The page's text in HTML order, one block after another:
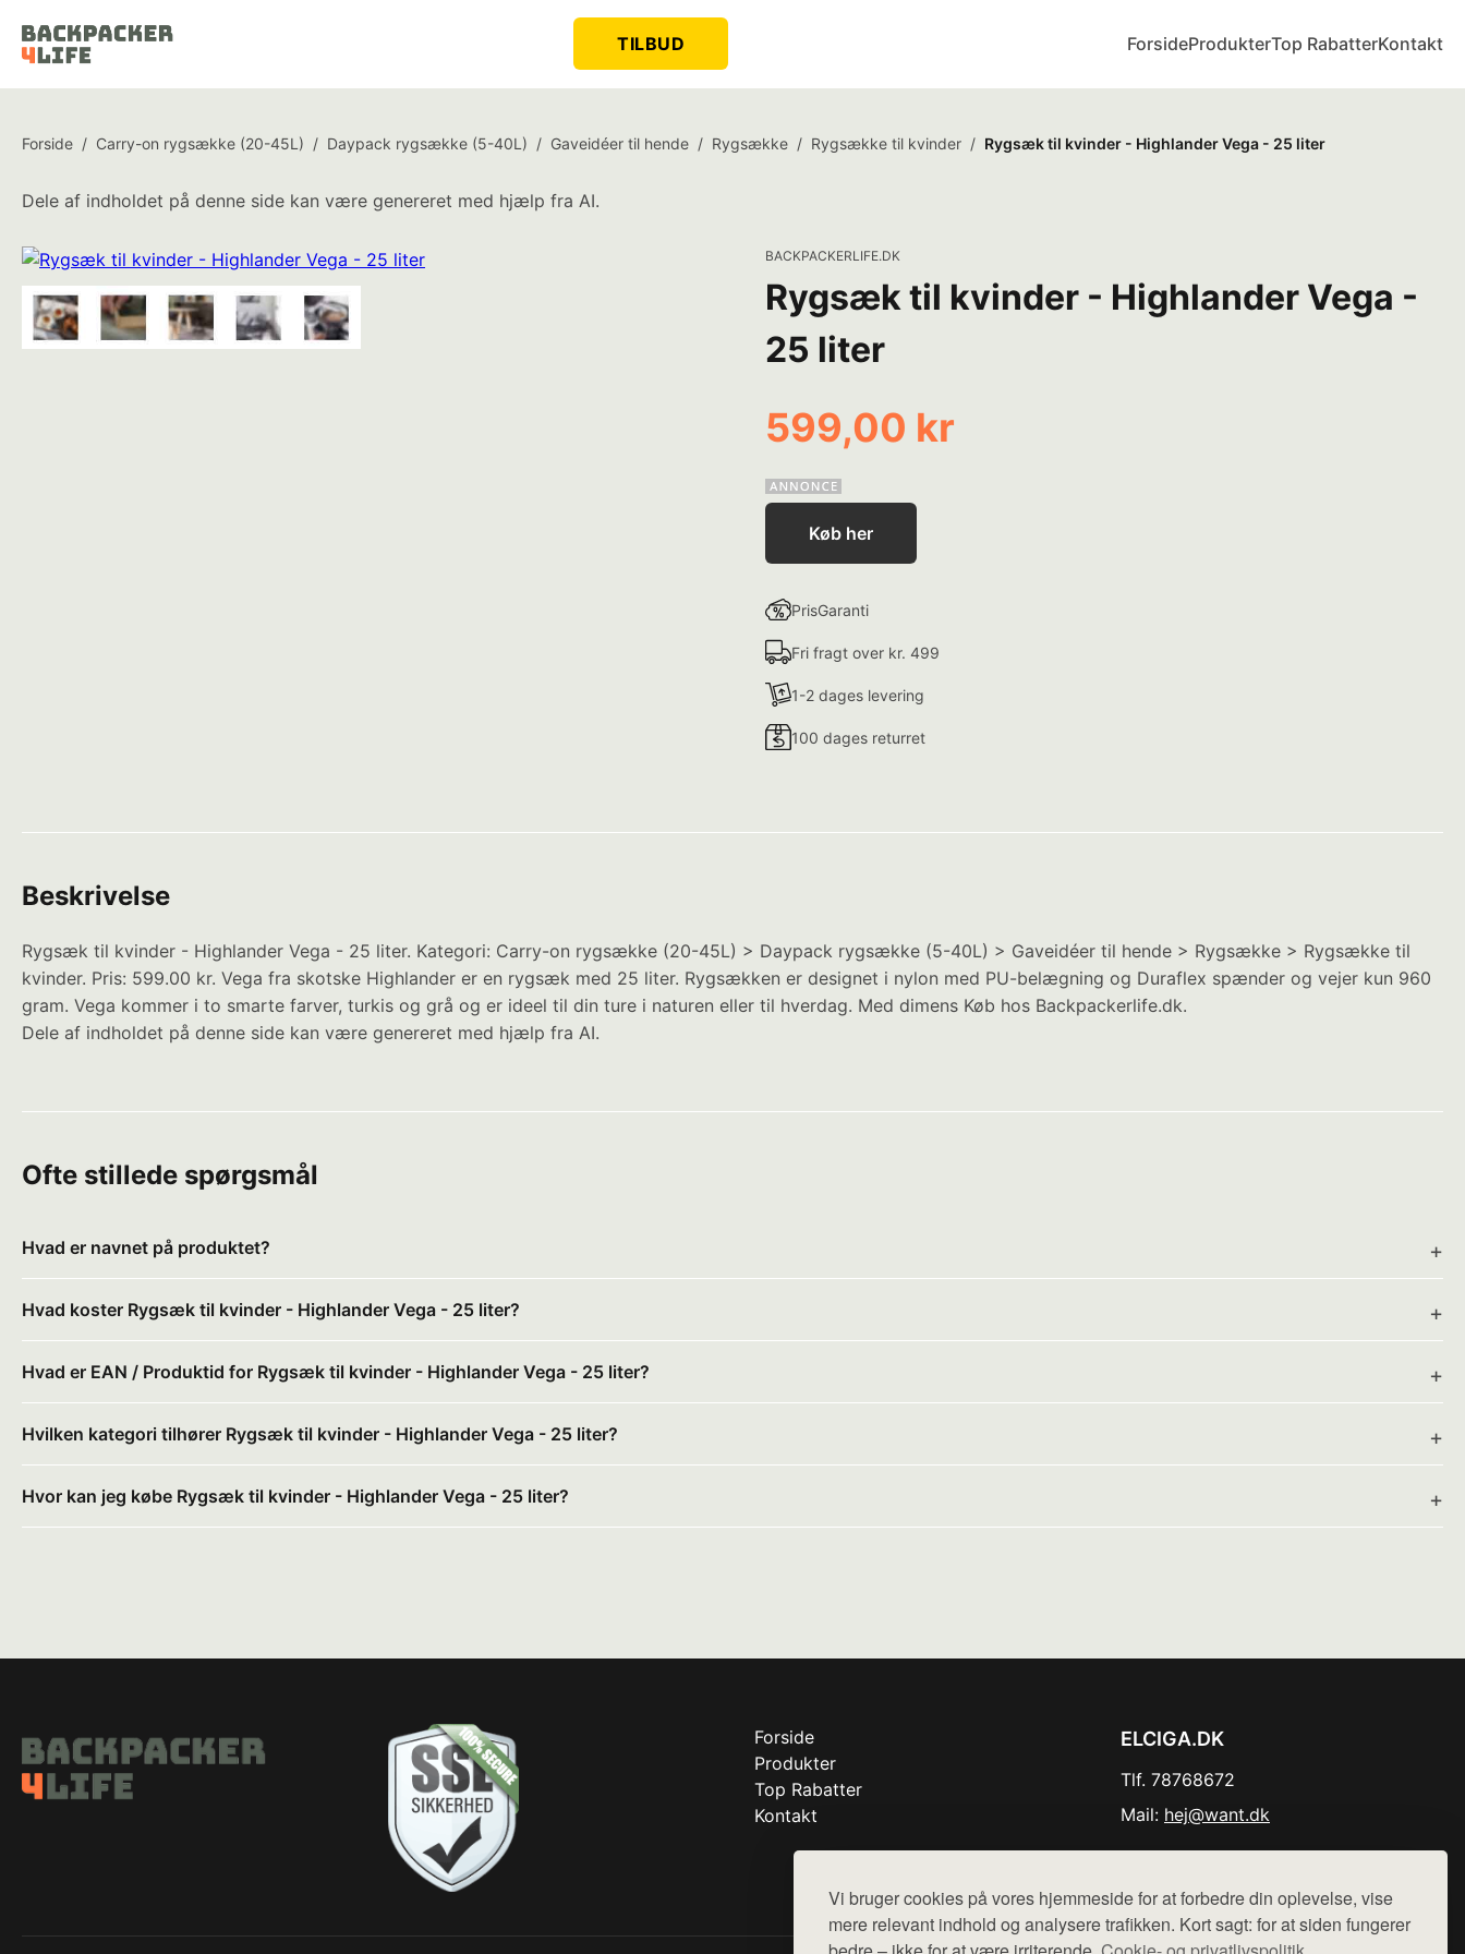
Vi bruger cookies på vores hjemmeside for at forbedre din oplevelse, vise
mere relevant indhold og analysere trafikken. Kort sagt: for at siden fungerer
TILBUD ForsideProdukterTop RabatterKontakt
Forside / Carry-on rygsække (20-45L) / Daypack rygsække (5-40L) / Gaveidéer til hende / Rygsække / Rygsække til kvinder / Rygsæk til kvinder - Highlander Vega - 25 liter
Dele af indholdet på denne side kan være genereret med hjælp fra AI.
BACKPACKERLIFE.DK
Rygsæk til kvinder - Highlander Vega -
25 liter
599,00 kr
Køb her
PrisGaranti
Fri fragt over kr. 499
1-2 dages levering
100 dages returret
Beskrivelse
Rygsæk til kvinder - Highlander Vega - 25 liter. Kategori: Carry-on rygsække (20-45L) > Daypack rygsække (5-40L) > Gaveidéer til hende > Rygsække > Rygsække til
kvinder. Pris: 599.00 kr. Vega fra skotske Highlander er en rygsæk med 25 liter. Rygsækken er designet i nylon med PU-belægning og Duraflex spænder og vejer kun 960
gram. Vega kommer i to smarte farver, turkis og grå og er ideel til din ture i naturen eller til hverdag. Med dimens Køb hos Backpackerlife.dk.
Dele af indholdet på denne side kan være genereret med hjælp fra AI.
Ofte stillede spørgsmål
Hvad er navnet på produktet?
Hvad koster Rygsæk til kvinder - Highlander Vega - 25 liter?
Hvad er EAN / Produktid for Rygsæk til kvinder - Highlander Vega - 25 liter?
Hvilken kategori tilhører Rygsæk til kvinder - Highlander Vega - 25 liter?
Hvor kan jeg købe Rygsæk til kvinder - Highlander Vega - 25 liter?
Forside
Produkter
Top Rabatter
Kontakt
ELCIGA.DK
Tlf. 78768672
Mail: hej@want.dk